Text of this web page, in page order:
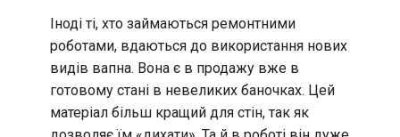
Іноді ті, хто займаються ремонтними
роботами, вдаються до використання нових
видів вапна. Вона є в продажу вже в
готовому стані в невеликих баночках. Цей
матеріал більш кращий для стін, так як